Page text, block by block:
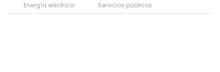
Energía eléctrica
Servicios públicos